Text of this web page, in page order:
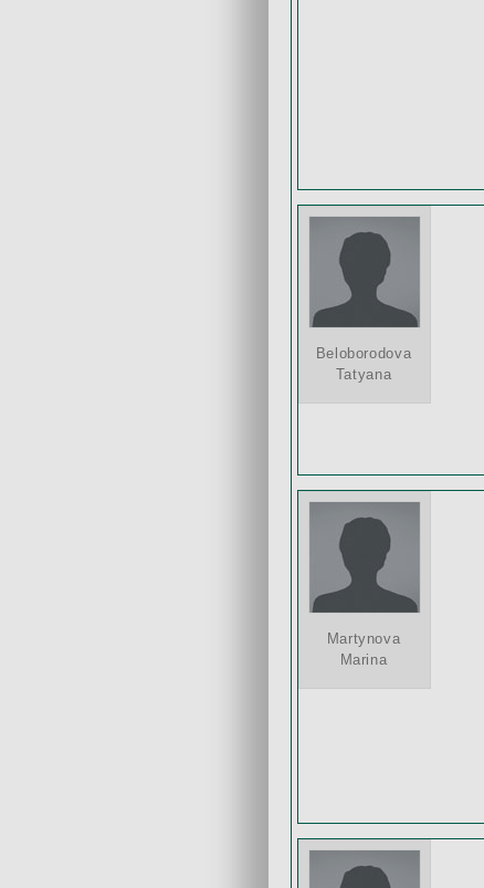
Beloborodova
Tatyana
Martynova
Marina